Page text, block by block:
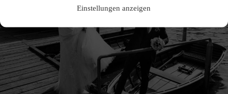
Einstellungen anzeigen